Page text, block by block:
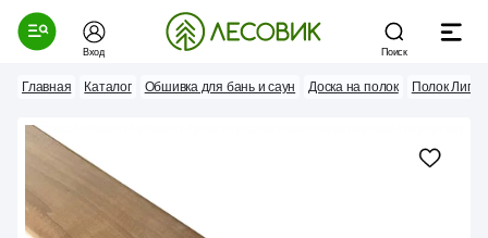
Вход Поиск
Главная Каталог Обшивка для бань и саун Доска на полок Полок Липа